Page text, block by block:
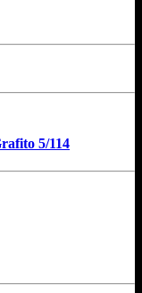
5/114